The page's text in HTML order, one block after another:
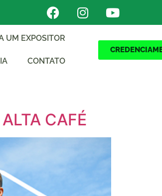
UM EXPOSITOR
CONTATO
CAFÉ